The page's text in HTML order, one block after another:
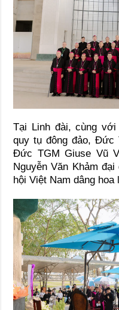
Tại Linh đài, cùng
quy tụ đông đảo, Đức
Đức TGM Giuse Vũ
Nguyễn Văn Khảm
hội Việt Nam dâng